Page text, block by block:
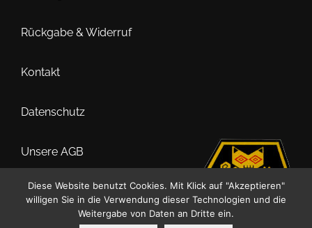
Rückgabe & Widerruf
Kontakt
Datenschutz
Unsere AGB
Impressum
Diese Website benutzt Cookies. Mit Klick auf "Akzeptieren"
willigen Sie in die Verwendung dieser Technologien und die
Weitergabe von Daten an Dritte ein.